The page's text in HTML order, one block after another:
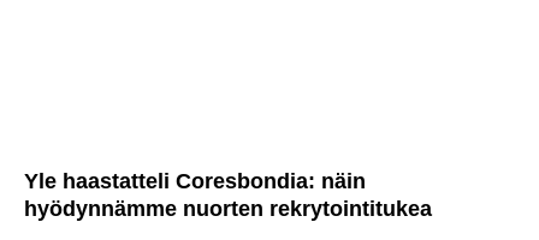
Yle haastatteli Coresbondia: näin
hyödynnämme nuorten rekrytointitukea